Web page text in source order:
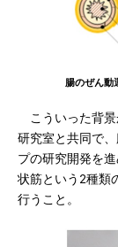
腸のぜん動
こういった背景
研究室と共同で
プの研究開発を
状筋という2種類
行うこと。